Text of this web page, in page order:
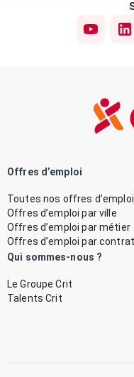
Offres d’emploi
Toutes nos offres d’emploi
Offres d’emploi par ville
Offres d’emploi par métier
Offres d’emploi par contrat
Qui sommes-nous ?
Le Groupe Crit
Talents Crit